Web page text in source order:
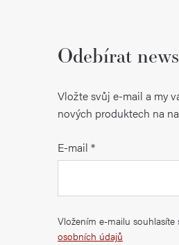
Odebírat
Vložte svůj e-mail a my
nových produktech na
E-mail
Vložením e-mailu souhlasíte
osobních údajů